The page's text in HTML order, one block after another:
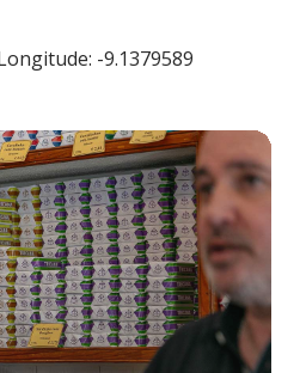
-9.1379589